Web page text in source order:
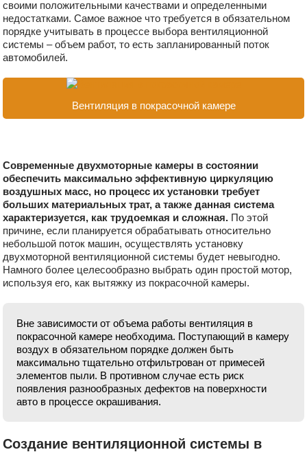
своими положительными качествами и определенными
недостатками. Самое важное что требуется в обязательном
порядке учитывать в процессе выбора вентиляционной
системы – объем работ, то есть запланированный поток
автомобилей.
Вентиляция в покрасочной камере
Современные двухмоторные камеры в состоянии
обеспечить максимально эффективную циркуляцию
воздушных масс, но процесс их установки требует
больших материальных трат, а также данная система
характеризуется, как трудоемкая и сложная. По этой
причине, если планируется обрабатывать относительно
небольшой поток машин, осуществлять установку
двухмоторной вентиляционной системы будет невыгодно.
Намного более целесообразно выбрать один простой мотор,
используя его, как вытяжку из покрасочной камеры.
Вне зависимости от объема работы вентиляция в
покрасочной камере необходима. Поступающий в камеру
воздух в обязательном порядке должен быть
максимально тщательно отфильтрован от примесей
элементов пыли. В противном случае есть риск
появления разнообразных дефектов на поверхности
авто в процессе окрашивания.
Создание вентиляционной системы в